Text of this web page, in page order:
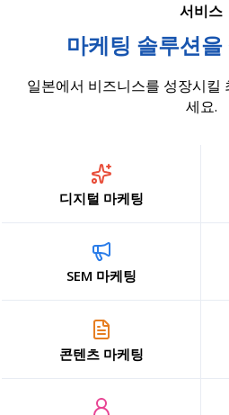
서비스
마케팅 솔루션
일본에서 비즈니스를 성장시킬
세요.
디지털 마케팅
SEM 마케팅
콘텐츠 마케팅